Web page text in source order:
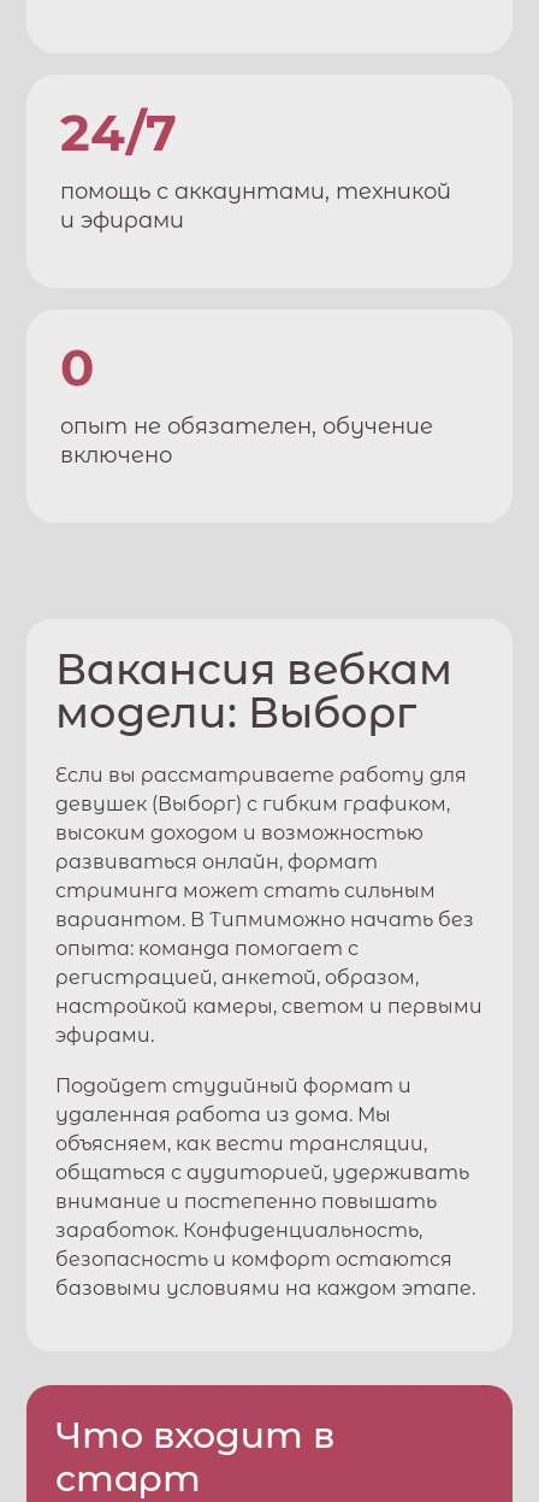
24/7
помощь с аккаунтами, техникой
и эфирами
0
опыт не обязателен, обучение
включено
Вакансия вебкам
модели: Выборг
Если вы рассматриваете работу для
девушек (Выборг) с гибким графиком,
высоким доходом и возможностью
развиваться онлайн, формат
стриминга может стать сильным
вариантом. ВТипмиможно начать без
опыта: команда помогает с
регистрацией, анкетой, образом,
настройкой камеры, светом и первыми
эфирами.
Подойдет студийный формат и
удаленная работа из дома. Мы
объясняем, как вести трансляции,
общаться с аудиторией, удерживать
внимание и постепенно повышать
заработок. Конфиденциальность,
безопасность и комфорт остаются
базовыми условиями на каждом этапе.
Что входит в
старт